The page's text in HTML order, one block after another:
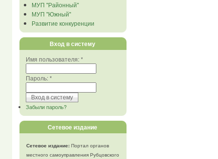
МУП "Районный"
МУП "Южный"
Развитие конкуренции
Вход в систему
Имя пользователя:*
Пароль:*
Забыли пароль?
Сетевое издание
Сетевое издание:Портал органов
местного самоуправления Рубцовского